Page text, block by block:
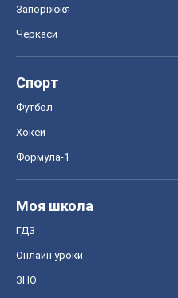
Запоріжжя
Черкаси
Спорт
Футбол
Хокей
Формула-1
Моя школа
ГДЗ
Онлайн уроки
ЗНО